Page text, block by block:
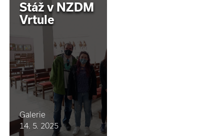
Stáž v NZDM
Vrtule
Galerie
14. 5. 2025